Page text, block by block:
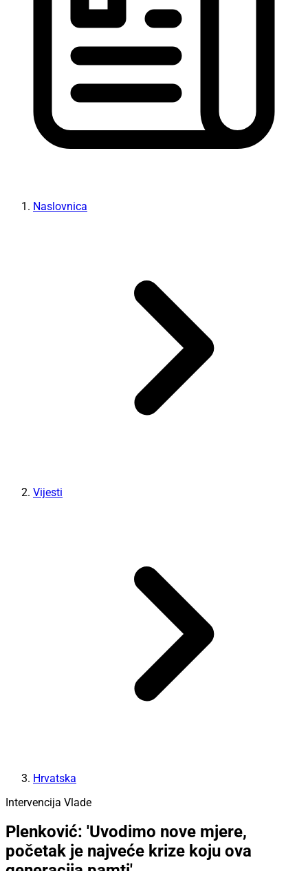
Naslovnica
Vijesti
Hrvatska
Intervencija Vlade
Plenković: 'Uvodimo nove mjere,
početak je najveće krize koju ova